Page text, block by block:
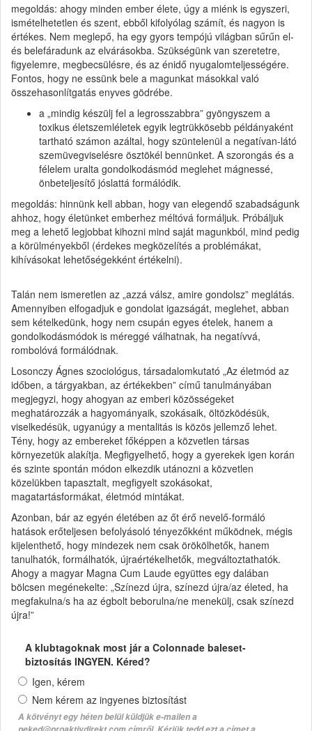
megoldás: ahogy minden ember élete, úgy a miénk is egyszeri,
ismételhetetlen és szent, ebből kifolyólag számít, és nagyon is
értékes. Nem meglepő, ha egy gyors tempójú világban sűrűn el-
és belefáradunk az elvárásokba. Szükségünk van szeretetre,
figyelemre, megbecsülésre, és az énidő nyugalomteljességére.
Fontos, hogy ne essünk bele a magunkat másokkal való
összehasonlítgatás enyves gödrébe.
a „mindig készülj fel a legrosszabbra” gyöngyszem a
toxikus életszemléletek egyik legtrükkösebb példányaként
tartható számon azáltal, hogy szüntelenül a negatívan-látó
szemüvegviselésre ösztökél bennünket. A szorongás és a
félelem uralta gondolkodásmód meglehet mágnessé,
önbeteljesítő jóslattá formálódik.
megoldás: hinnünk kell abban, hogy van elegendő szabadságunk
ahhoz, hogy életünket emberhez méltóvá formáljuk. Próbáljuk
meg a lehető legjobbat kihozni mind saját magunkból, mind pedig
a körülményekből (érdekes megközelítés a problémákat,
kihívásokat lehetőségekként értékelni).
Talán nem ismeretlen az „azzá válsz, amire gondolsz” meglátás.
Amennyiben elfogadjuk e gondolat igazságát, meglehet, abban
sem kételkedünk, hogy nem csupán egyes ételek, hanem a
gondolkodásmódok is méreggé válhatnak, ha negatívvá,
rombolóvá formálódnak.
Losonczy Ágnes szociológus, társadalomkutató „Az életmód az
időben, a tárgyakban, az értékekben” című tanulmányában
megjegyzi, hogy ahogyan az emberi közösségeket
meghatározzák a hagyományaik, szokásaik, öltözködésük,
viselkedésük, ugyanúgy a mentalitás is közös jellemző lehet.
Tény, hogy az embereket főképpen a közvetlen társas
környezetük alakítja. Megfigyelhető, hogy a gyerekek igen korán
és szinte spontán módon elkezdik utánozni a közvetlen
közelükben tapasztalt, megfigyelt szokásokat,
magatartásformákat, életmód mintákat.
Azonban, bár az egyén életében az őt érő nevelő-formáló
hatások erőteljesen befolyásoló tényezőkként működnek, mégis
kijelenthető, hogy mindezek nem csak örökölhetők, hanem
tanulhatók, formálhatók, újraértékelhetők, megváltoztathatók.
Ahogy a magyar Magna Cum Laude együttes egy dalában
bölcsen megénekelte: „Színezd újra, színezd újra/az életed, ha
megfakulna/s ha az égbolt beborulna/ne menekülj, csak színezd
újra!”
A klubtagoknak most jár a Colonnade baleset-
biztosítás INGYEN. Kéred?
Igen, kérem
Nem kérem az ingyenes biztosítást
A kötvényt egy héten belül küldjük e-mailen a